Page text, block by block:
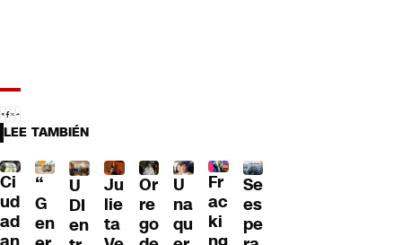
LEE TAMBIÉN
Ci
ud
ad
“
G
en
U
DI
en
Ju
lie
ta
Or
re
go
U
na
qu
Fr
ac
ki
Se
es
pe